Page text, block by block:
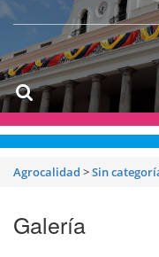
Agrocalidad >Sin
Galería